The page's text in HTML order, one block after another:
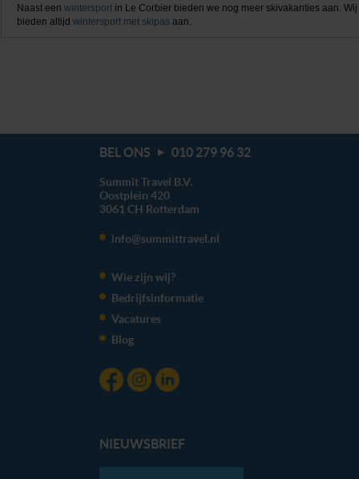
Naast een wintersport in Le Corbier bieden we nog meer skivakanties aan. Wij
bieden altijd wintersport met skipas aan.
BEL ONS 010 279 96 32
Summit Travel B.V.
Oostplein 420
3061 CH Rotterdam
info@summittravel.nl
Wie zijn wij?
Bedrijfsinformatie
Vacatures
Blog
NIEUWSBRIEF